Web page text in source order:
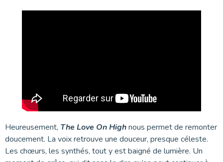
Heureusement, The Love On Highnous permet de remonter
doucement. La voix retrouve une douceur, presque céleste.
Les chœurs, les synthés, tout y est baigné de lumière. Un